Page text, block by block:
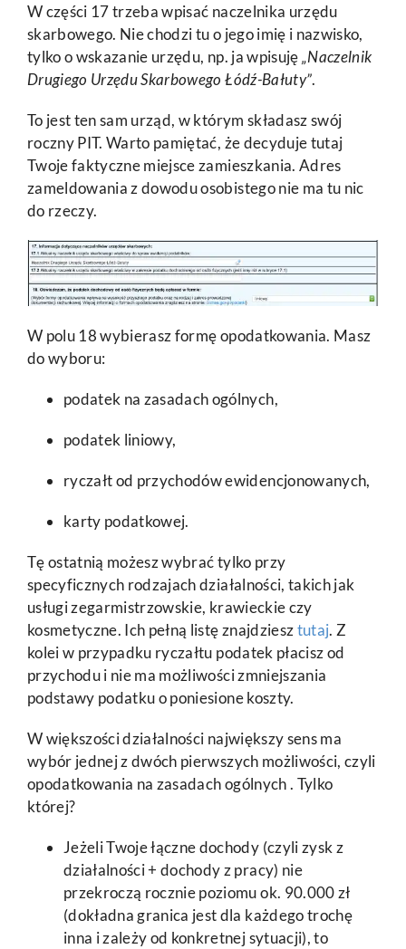
W części 17 trzeba wpisać naczelnika urzędu
skarbowego. Nie chodzi tu o jego imię i nazwisko,
tylko o wskazanie urzędu, np. ja wpisuję„Naczelnik
Drugiego Urzędu Skarbowego Łódź-Bałuty”.
To jest ten sam urząd, w którym składasz swój
roczny PIT. Warto pamiętać, że decyduje tutaj
Twoje faktyczne miejsce zamieszkania. Adres
zameldowania z dowodu osobistego nie ma tu nic
do rzeczy.
W polu 18 wybierasz formę opodatkowania. Masz
do wyboru:
podatek na zasadach ogólnych,
podatek liniowy,
ryczałt od przychodów ewidencjonowanych,
karty podatkowej.
Tę ostatnią możesz wybrać tylko przy
specyficznych rodzajach działalności, takich jak
usługi zegarmistrzowskie, krawieckie czy
kosmetyczne. Ich pełną listę znajdziesztutaj. Z
kolei w przypadku ryczałtu podatek płacisz od
przychodu i nie ma możliwości zmniejszania
podstawy podatku o poniesione koszty.
W większości działalności największy sens ma
wybór jednej z dwóch pierwszych możliwości, czyli
opodatkowania na zasadach ogólnych . Tylko
której?
Jeżeli Twoje łączne dochody (czyli zysk z
działalności + dochody z pracy) nie
przekroczą rocznie poziomu ok. 90.000 zł
(dokładna granica jest dla każdego trochę
inna i zależy od konkretnej sytuacji), to